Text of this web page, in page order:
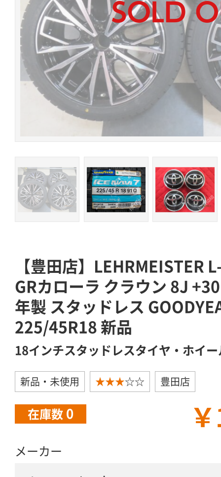
【豊田店】LEHRMEISTER
GRカローラ クラウン 8J
年製 スタッドレス
225/45R18 新品
18インチスタッドレスタイヤ・ホイ
新品・未使用 ★★★☆☆ 豊田店
在庫数 0
メーカー